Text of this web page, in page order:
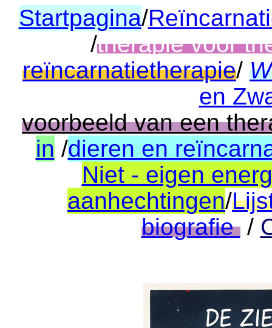
Startpagina/
/therapie voor
reïncarnatietherapie/
en
voorbeeld van een
in /dieren en
Niet - eigen
aanhechtingen/
biografie/